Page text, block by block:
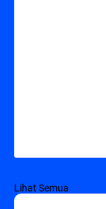
Lihat Semua